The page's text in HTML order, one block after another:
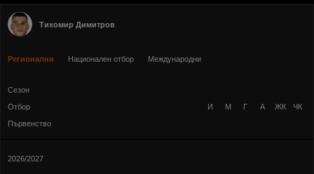
Тихомир Димитров
Регионални Национален отбор Международни
Сезон
Отбор
Първенство
И М Г А ЖК ЧК
2026/2027